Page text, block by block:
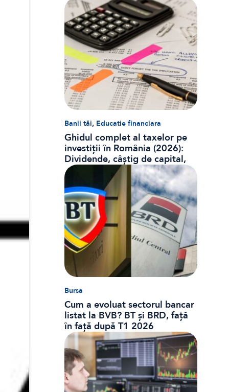
Banii tăi, Educatie financiara
Ghidul complet al taxelor pe
investiții în România (2026):
Dividende, câștig de capital,
dobânzi și CASS
Bursa
Cum a evoluat sectorul bancar
listat la BVB? BT și BRD, față
în față după T1 2026